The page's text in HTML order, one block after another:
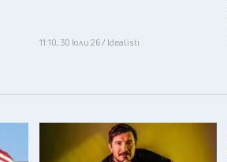
11:10, 30 юли 26 / Idealisti